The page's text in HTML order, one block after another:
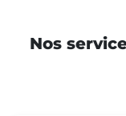
Nos